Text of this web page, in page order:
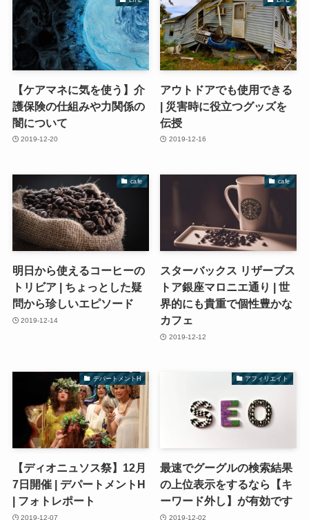
【ケアマネに気を使う】介
護保険の仕組みや力関係の
闇について
2019-12-20
アウトドアでも使用できる
| 災害時に役立つグッズを
伝授
2019-12-16
cafe
明日から使えるコーヒーの
トリビア | ちょっとした疑
問から珍しいエピソード
2019-12-14
cafe
スターバックス リザーブス
トア銀座マロニエ通り | 世
界的にも貴重で個性豊かな
カフェ
2019-12-12
デパートメントH
【ディオニュソス祭】12月
7日開催 | デパートメントH
| フォトレポート
2019-12-07
アフィリエイト
最速でグーグルの検索結果
の上位表示をするなら【キ
ーワード外し】が有効です
2019-12-02